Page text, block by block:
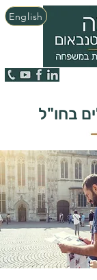
English
בחו"ל